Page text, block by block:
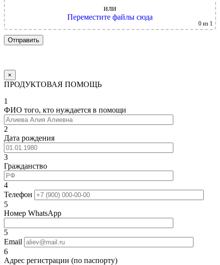
или
Переместите файлы сюда
0 из 1
×
ПРОДУКТОВАЯ ПОМОЩЬ
1
ФИО того, кто нуждается в помощи
2
Дата рождения
3
Гражданство
4
Телефон
5
Номер WhatsApp
5
Email
6
Адрес регистрации (по паспорту)